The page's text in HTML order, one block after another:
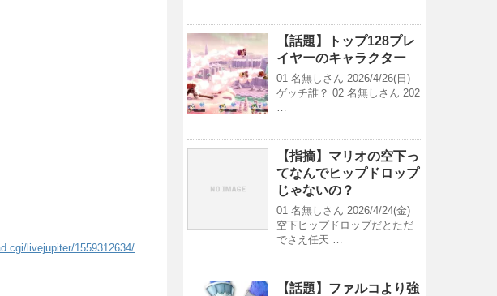
livejupiter/1559312634/
【話題】トップ128プレ
イヤーのキャラクター
01 名無しさん 2026/4/26(日)
ゲッチ誰？ 02 名無しさん 202
…
【指摘】マリオの空下っ
てなんでヒップドロップ
じゃないの？
01 名無しさん 2026/4/24(金)
空下ヒップドロップだとただ
でさえ任天 …
【話題】ファルコより強